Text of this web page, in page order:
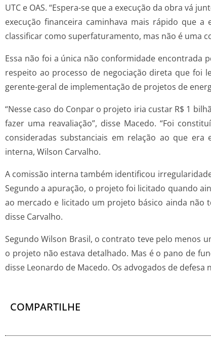
UTC e OAS. “Espera-se que a execução da obra vá
execução financeira caminhava mais rápido que a
classificar como superfaturamento, mas não é uma
Essa não foi a única não conformidade encontrada
respeito ao processo de negociação direta que foi
gerente-geral de implementação de projetos de
“Nesse caso do Conpar o projeto iria custar R$ 1
fazer uma reavaliação”, disse Macedo. “Foi
consideradas substanciais em relação ao que
interna, Wilson Carvalho.
A comissão interna também identificou
Segundo a apuração, o projeto foi licitado quando
ao mercado e licitado um projeto básico ainda não
disse Carvalho.
Segundo Wilson Brasil, o contrato teve pelo menos
o projeto não estava detalhado. Mas é o pano de
disse Leonardo de Macedo. Os advogados de
COMPARTILHE